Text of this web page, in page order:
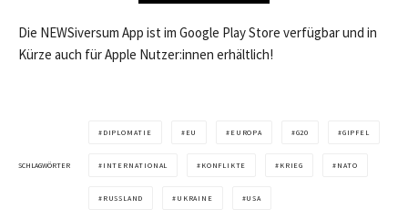
Die NEWSiversum App ist im Google Play Store verfügbar und in
Kürze auch für Apple Nutzer:innen erhältlich!
SCHLAGWÖRTER
DIPLOMATIE EU EUROPA G20 GIPFEL
INTERNATIONAL KONFLIKTE KRIEG NATO
RUSSLAND UKRAINE USA